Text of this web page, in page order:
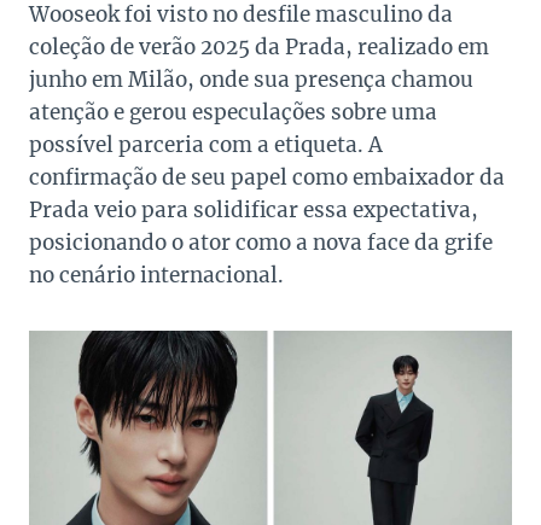
Wooseok foi visto no desfile masculino da
coleção de verão 2025 da Prada, realizado em
junho em Milão, onde sua presença chamou
atenção e gerou especulações sobre uma
possível parceria com a etiqueta. A
confirmação de seu papel como embaixador da
Prada veio para solidificar essa expectativa,
posicionando o ator como a nova face da grife
no cenário internacional.